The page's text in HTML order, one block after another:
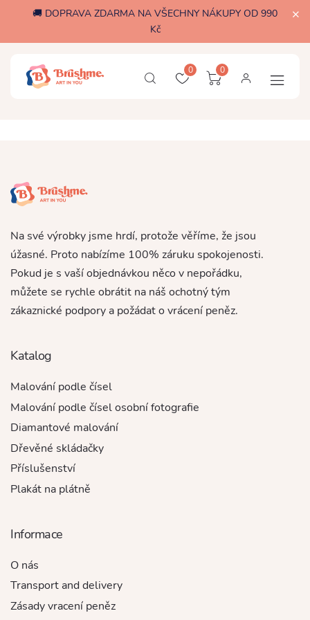
🚚 DOPRAVA ZDARMA NA VŠECHNY NÁKUPY OD 990
Kč
0 0
Na své výrobky jsme hrdí, protože věříme, že jsou
úžasné. Proto nabízíme 100% záruku spokojenosti.
Pokud je s vaší objednávkou něco v nepořádku,
můžete se rychle obrátit na náš ochotný tým
zákaznické podpory a požádat o vrácení peněz.
Katalog
Malování podle čísel
Malování podle čísel osobní fotografie
Diamantové malování
Dřevěné skládačky
Příslušenství
Plakát na plátně
Informace
O nás
Transport and delivery
Zásady vracení peněz